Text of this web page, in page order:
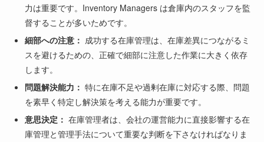
力は重要です。Inventory Managers は倉庫内のスタッフを監
督することが多いためです。
細部への注意： 成功する在庫管理は、在庫差異につながるミ
スを避けるための、正確で細部に注意した作業に大きく依存
します。
問題解決能力： 特に在庫不足や過剰在庫に対応する際、問題
を素早く特定し解決策を考える能力が重要です。
意思決定： 在庫管理者は、会社の運営能力に直接影響する在
庫管理と管理手法について重要な判断を下さなければなりま